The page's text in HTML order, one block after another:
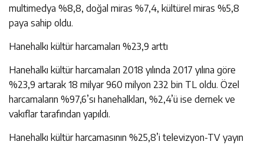
multimedya %8,8, doğal miras %7,4, kültürel miras %5,8
paya sahip oldu.
Hanehalkı kültür harcamaları %23,9 arttı
Hanehalkı kültür harcamaları 2018 yılında 2017 yılına göre
%23,9 artarak 18 milyar 960 milyon 232 bin TL oldu. Özel
harcamaların %97,6’sı hanehalkları, %2,4’ü ise dernek ve
vakıflar tarafından yapıldı.
Hanehalkı kültür harcamasının %25,8’i televizyon-TV yayın